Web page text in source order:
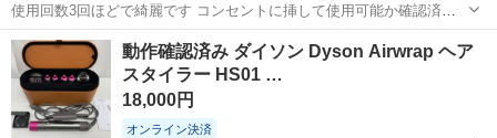
使用回数3回ほどで綺麗です コンセントに挿して使用可能か確認済み○
早い方優先でお願いします
青森 八戸市 八戸駅 美容家電
動作確認済み ダイソン Dyson Airwrap ヘア
スタイラー HS01 …
18,000円
オンライン決済